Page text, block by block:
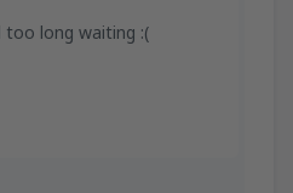
too long waiting :(